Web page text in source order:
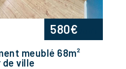
meublé 68m²
ville
580€